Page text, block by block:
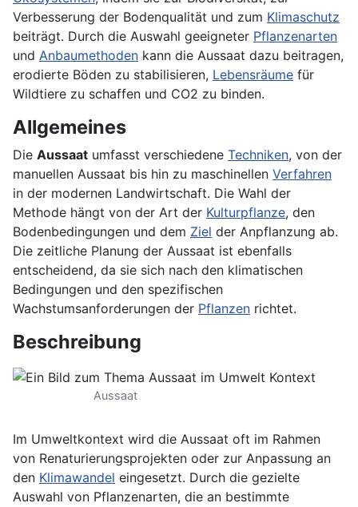
Verbesserung der Bodenqualität und zum Klimaschutz
beiträgt. Durch die Auswahl geeigneter Pflanzenarten
und Anbaumethoden kann die Aussaat dazu beitragen,
erodierte Böden zu stabilisieren, Lebensräume für
Wildtiere zu schaffen und CO2 zu binden.
Allgemeines
Die Aussaat umfasst verschiedene Techniken, von der
manuellen Aussaat bis hin zu maschinellen Verfahren
in der modernen Landwirtschaft. Die Wahl der
Methode hängt von der Art der Kulturpflanze, den
Bodenbedingungen und dem Ziel der Anpflanzung ab.
Die zeitliche Planung der Aussaat ist ebenfalls
entscheidend, da sie sich nach den klimatischen
Bedingungen und den spezifischen
Wachstumsanforderungen der Pflanzen richtet.
Beschreibung
Aussaat
Im Umweltkontext wird die Aussaat oft im Rahmen
von Renaturierungsprojekten oder zur Anpassung an
den Klimawandel eingesetzt. Durch die gezielte
Auswahl von Pflanzenarten, die an bestimmte